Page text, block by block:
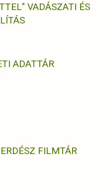
VADÁSZATI ÉS
ADATTÁR
FILMTÁR